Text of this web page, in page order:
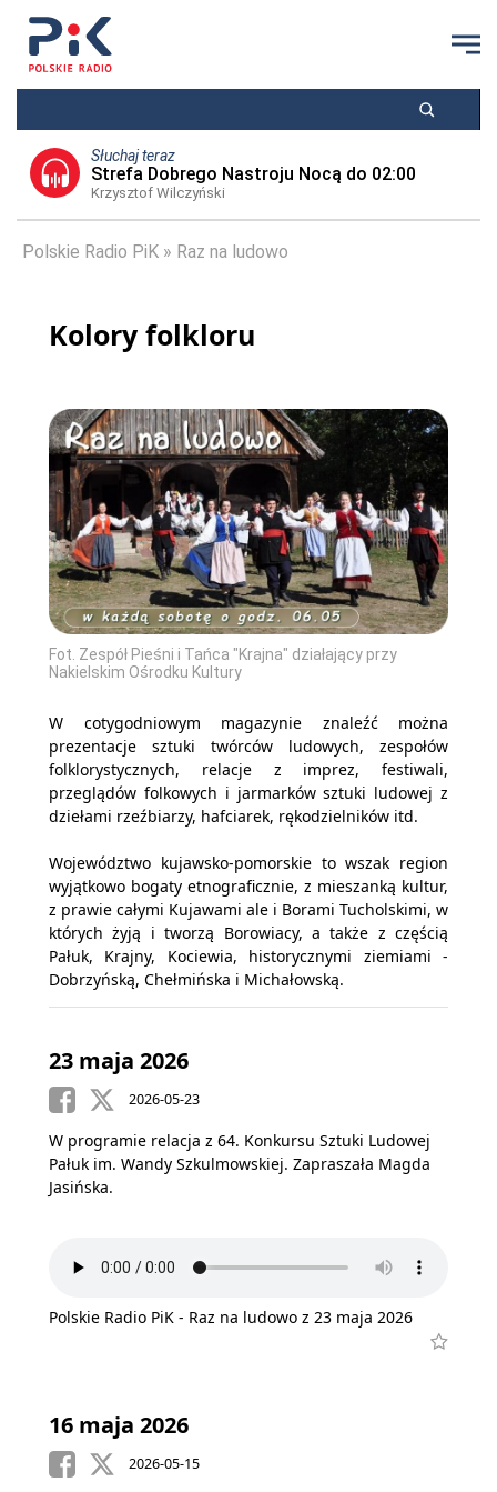
Słuchaj teraz
Strefa Dobrego Nastroju Nocą do 02:00
Krzysztof Wilczyński
Polskie Radio PiK Raz na ludowo
Kolory folkloru
Fot. Zespół Pieśni i Tańca "Krajna" działający przy
Nakielskim Ośrodku Kultury
W cotygodniowym magazynie znaleźć można
prezentacje sztuki twórców ludowych, zespołów
folklorystycznych, relacje z imprez, festiwali,
przeglądów folkowych i jarmarków sztuki ludowej z
dziełami rzeźbiarzy, hafciarek, rękodzielników itd.
Województwo kujawsko-pomorskie to wszak region
wyjątkowo bogaty etnograficznie, z mieszanką kultur,
z prawie całymi Kujawami ale i Borami Tucholskimi, w
których żyją i tworzą Borowiacy, a także z częścią
Pałuk, Krajny, Kociewia, historycznymi ziemiami -
Dobrzyńską, Chełmińska i Michałowską.
23 maja 2026
2026-05-23
W programie relacja z 64. Konkursu Sztuki Ludowej
Pałuk im. Wandy Szkulmowskiej. Zapraszała Magda
Jasińska.
Polskie Radio PiK - Raz na ludowo z 23 maja 2026
16 maja 2026
2026-05-15